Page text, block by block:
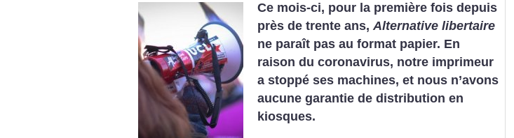
Ce mois-ci, pour la première fois depuis
près de trente ans,Alternative libertaire
ne paraît pas au format papier. En
raison du coronavirus, notre imprimeur
a stoppé ses machines, et nous n’avons
aucune garantie de distribution en
kiosques.